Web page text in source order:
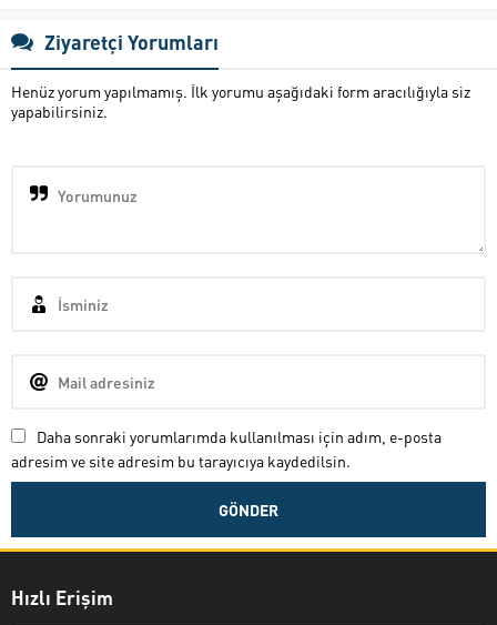
Ziyaretçi Yorumları
Henüz yorum yapılmamış. İlk yorumu aşağıdaki form aracılığıyla siz
yapabilirsiniz.
Daha sonraki yorumlarımda kullanılması için adım, e-posta
adresim ve site adresim bu tarayıcıya kaydedilsin.
Hızlı Erişim